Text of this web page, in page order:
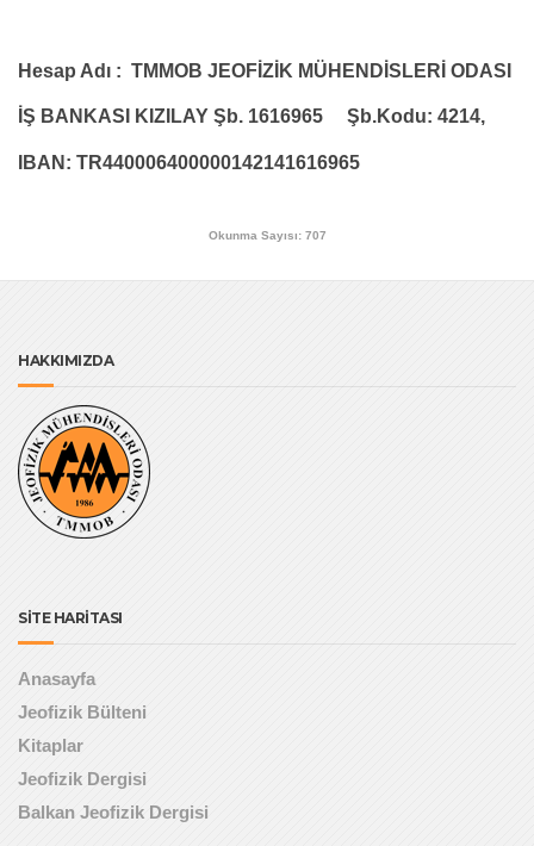
Hesap Adı : TMMOB JEOFİZİK MÜHENDİSLERİ ODASI
İŞ BANKASI KIZILAY Şb. 1616965 Şb.Kodu: 4214,
IBAN: TR440006400000142141616965
Okunma Sayısı: 707
HAKKIMIZDA
SİTE HARİTASI
Anasayfa
Jeofizik Bülteni
Kitaplar
Jeofizik Dergisi
Balkan Jeofizik Dergisi